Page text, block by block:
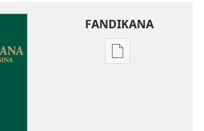
FANDIKANA
Fandikana